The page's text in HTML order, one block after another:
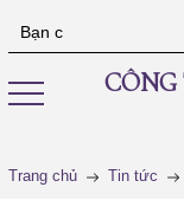
Trang chủ Tin tức